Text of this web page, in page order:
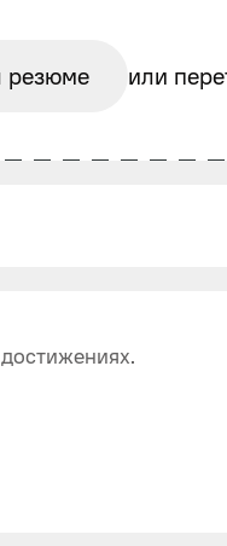
резюме или